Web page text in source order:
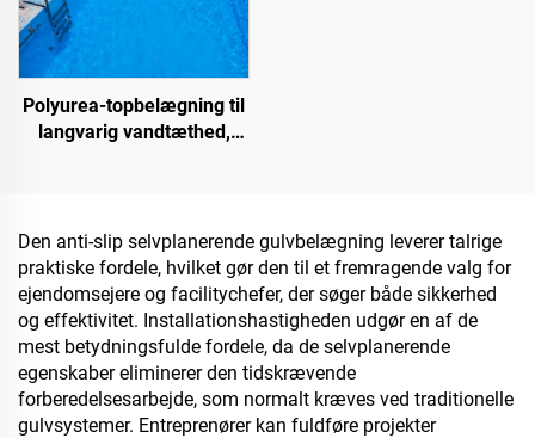
Polyurea-topbelægning til
langvarig vandtæthed,
Den anti-slip selvplanerende gulvbelægning leverer talrige
praktiske fordele, hvilket gør den til et fremragende valg for
ejendomsejere og facilitychefer, der søger både sikkerhed
og effektivitet. Installationshastigheden udgør en af de
mest betydningsfulde fordele, da de selvplanerende
egenskaber eliminerer den tidskrævende
forberedelsesarbejde, som normalt kræves ved traditionelle
gulvsystemer. Entreprenører kan fuldføre projekter